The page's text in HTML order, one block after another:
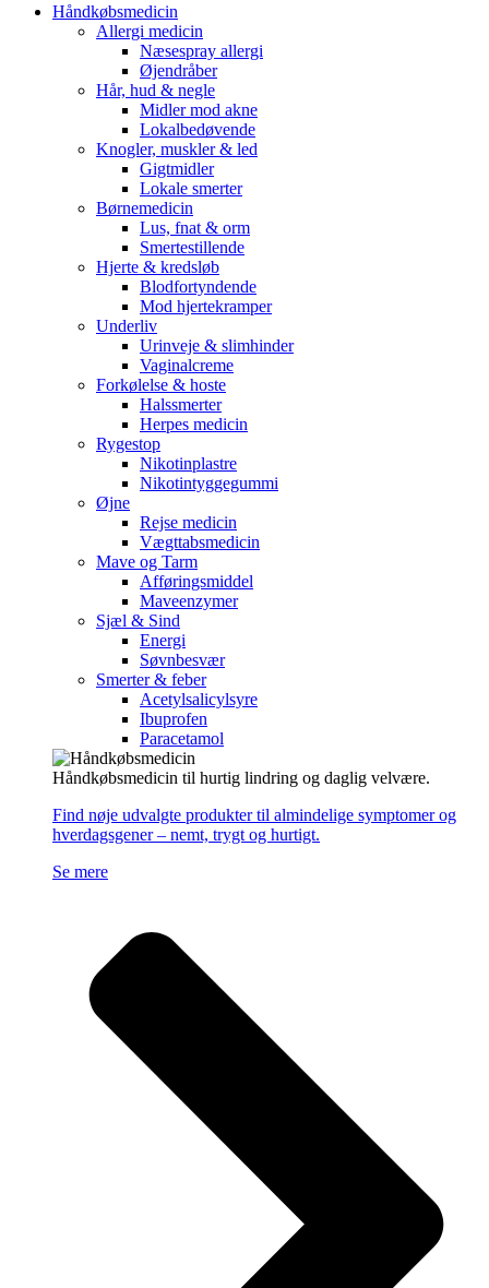
Håndkøbsmedicin
Allergi medicin
Næsespray allergi
Øjendråber
Hår, hud & negle
Midler mod akne
Lokalbedøvende
Knogler, muskler & led
Gigtmidler
Lokale smerter
Børnemedicin
Lus, fnat & orm
Smertestillende
Hjerte & kredsløb
Blodfortyndende
Mod hjertekramper
Underliv
Urinveje & slimhinder
Vaginalcreme
Forkølelse & hoste
Halssmerter
Herpes medicin
Rygestop
Nikotinplastre
Nikotintyggegummi
Øjne
Rejse medicin
Vægttabsmedicin
Mave og Tarm
Afføringsmiddel
Maveenzymer
Sjæl & Sind
Energi
Søvnbesvær
Smerter & feber
Acetylsalicylsyre
Ibuprofen
Paracetamol
Håndkøbsmedicin til hurtig lindring og daglig velvære.
Find nøje udvalgte produkter til almindelige symptomer og
hverdagsgener – nemt, trygt og hurtigt.
Se mere